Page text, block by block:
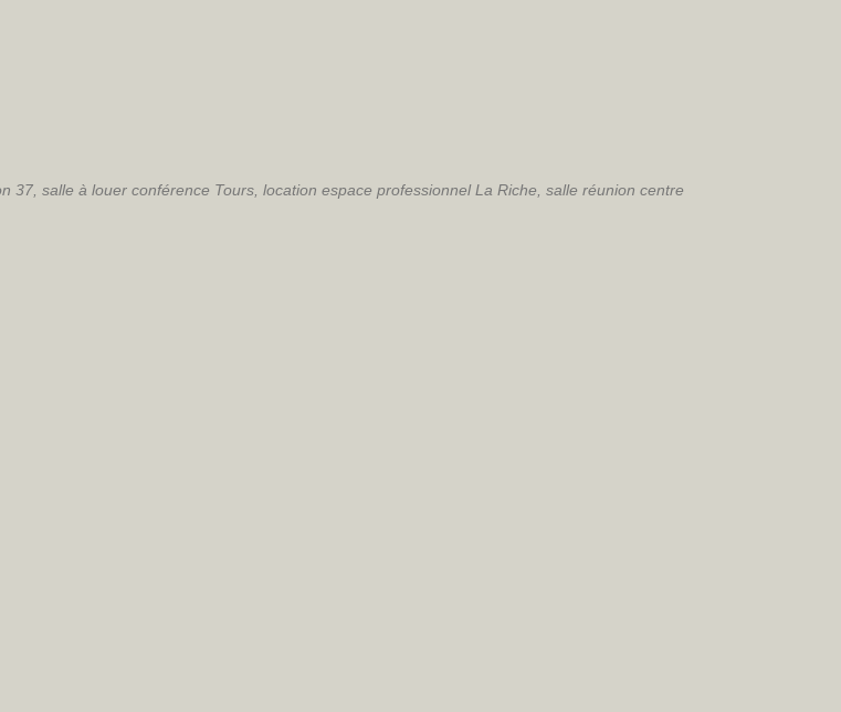
salle à louer conférence Tours, location espace professionnel La Riche, salle réunion centre